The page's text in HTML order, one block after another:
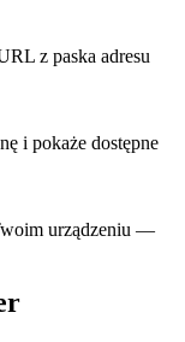
z paska adresu
i pokaże dostępne
urządzeniu —